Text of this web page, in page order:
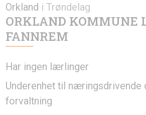
Orkland i Trøndelag
ORKLAND KOMMUNE
FANNREM
Har ingen lærlinger
Underenhet til næringsdrivende
forvaltning